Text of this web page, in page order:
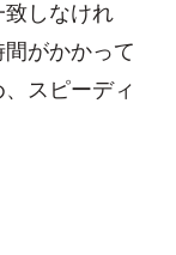
致しなけれ
がかかって
スピーディ